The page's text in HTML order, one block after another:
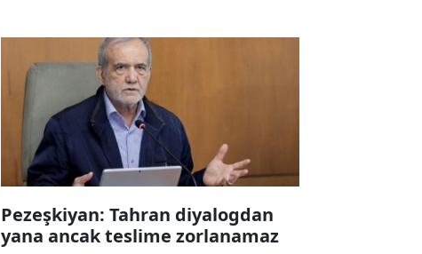
Pezeşkiyan: Tahran diyalogdan
yana ancak teslime zorlanamaz